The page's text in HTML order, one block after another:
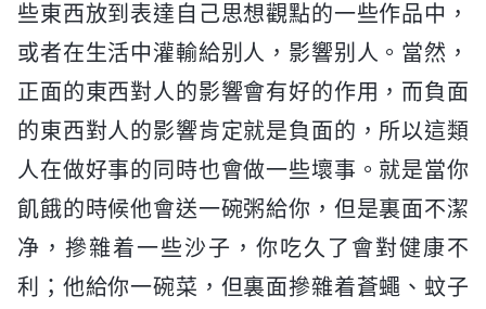
些東西放到表達自己思想觀點的一些作品中，
或者在生活中灌輸給别人，影響别人。當然，
正面的東西對人的影響會有好的作用，而負面
的東西對人的影響肯定就是負面的，所以這類
人在做好事的同時也會做一些壞事。就是當你
飢餓的時候他會送一碗粥給你，但是裏面不潔
净，摻雜着一些沙子，你吃久了會對健康不
利；他給你一碗菜，但裏面摻雜着蒼蠅、蚊子